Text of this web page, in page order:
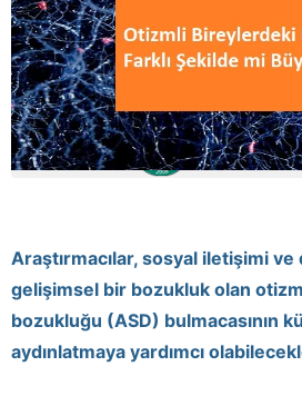
Araştırmacılar, sosyal iletişimi ve
gelişimsel bir bozukluk olan
bozukluğu (ASD) bulmacasının
aydınlatmaya yardımcı